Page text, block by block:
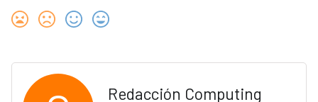
Redacción Computing